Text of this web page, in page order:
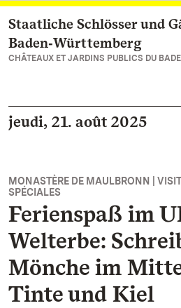
Vers la page d’accueil
Staatliche Schlösser und
Baden‑Württemberg
CHÂTEAUX ET JARDINS PUBLICS DU
jeudi, 21. août 2025
MONASTÈRE DE MAULBRONN |
SPÉCIALES
Ferienspaß im
Welterbe:
Mönche im
Tinte und Kiel